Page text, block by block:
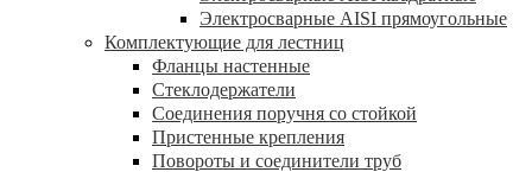
Электросварные AISI прямоугольные
Комплектующие для лестниц
Фланцы настенные
Стеклодержатели
Соединения поручня со стойкой
Пристенные крепления
Повороты и соединители труб